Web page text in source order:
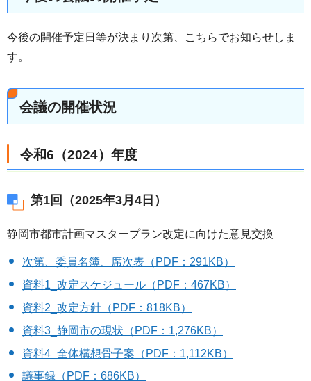
今後の開催予定日等が決まり次第、こちらでお知らせしま
す。
会議の開催状況
令和6（2024）年度
第1回（2025年3月4日）
静岡市都市計画マスタープラン改定に向けた意見交換
次第、委員名簿、席次表（PDF：291KB）
資料1_改定スケジュール（PDF：467KB）
資料2_改定方針（PDF：818KB）
資料3_静岡市の現状（PDF：1,276KB）
資料4_全体構想骨子案（PDF：1,112KB）
議事録（PDF：686KB）